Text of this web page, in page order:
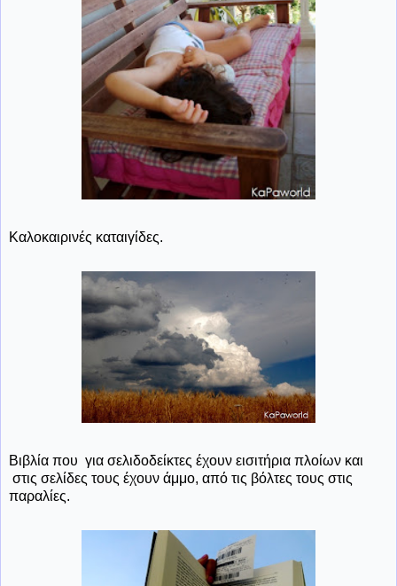
Καλοκαιρινές καταιγίδες.
Βιβλία που για σελιδοδείκτες έχουν εισιτήρια πλοίων και
στις σελίδες τους έχουν άμμο, από τις βόλτες τους στις
παραλίες.